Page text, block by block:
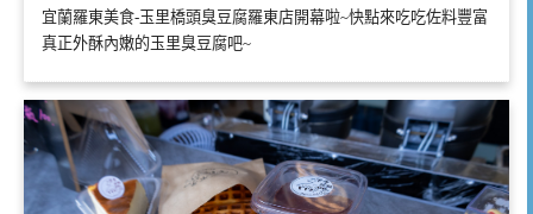
宜蘭羅東美食-玉里橋頭臭豆腐羅東店開幕啦~快點來吃吃佐料豐富
真正外酥內嫩的玉里臭豆腐吧~